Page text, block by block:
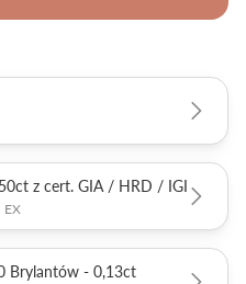
z cert. GIA / HRD / IGI
EX
Brylantów - 0,13ct